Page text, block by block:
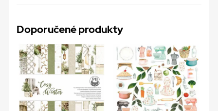
Doporučené produkty